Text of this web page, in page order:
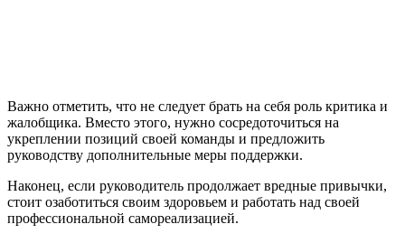
Важно отметить, что не следует брать на себя роль критика и
жалобщика. Вместо этого, нужно сосредоточиться на
укреплении позиций своей команды и предложить
руководству дополнительные меры поддержки.
Наконец, если руководитель продолжает вредные привычки,
стоит озаботиться своим здоровьем и работать над своей
профессиональной самореализацией.